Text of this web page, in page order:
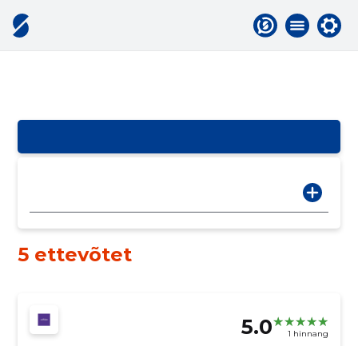
5 ettevõtet
5.0 1 hinnang